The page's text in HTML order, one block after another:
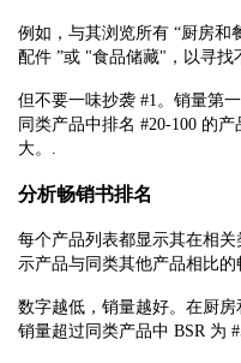
例如，与其浏览所有 “厨房和
配件 ”或 "食品储藏"，以寻找
但不要一味抄袭 #1。销量第
同类产品中排名 #20-100 的
大。.
分析畅销书排名
每个产品列表都显示其在相
示产品与同类其他产品相比的
数字越低，销量越好。在厨房
销量超过同类产品中 BSR 为